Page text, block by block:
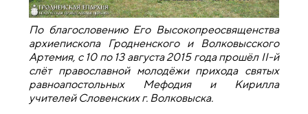
По благословению Его Высокопреосвященства
архиепископа Гродненского и Волковысского
Артемия, с 10 по 13 августа 2015 года прошёл II-й
слёт православной молодёжи прихода святых
равноапостольных Мефодия и Кирилла
учителей Словенских г. Волковыска.